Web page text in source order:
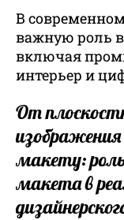
В
важную роль
включая
интерьер и
От
макету:
макета в